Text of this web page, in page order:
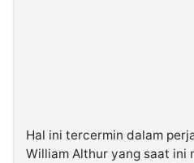
Hal ini tercermin dalam
William Althur yang saat ini